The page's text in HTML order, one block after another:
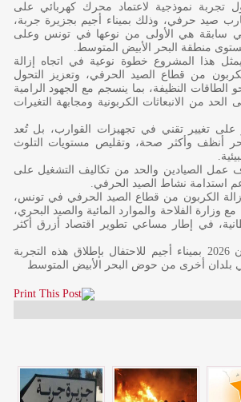
تجربة نموذجية لاعتماد محرك كهربائي على
صيد حرفي، وذلك بميناء أجيم بجزيرة جربة،
سابقة هي الأولى من نوعها في تونس وعلى
منطقة البحر الأبيض المتوسط.
هذا المشروع خطوة نوعية في اتجاه إزالة
من قطاع الصيد الحرفي، وتعزيز التحول
الطاقات النظيفة، بما ينسجم مع الجهود الرامية
الحد من الانبعاثات الكربونية ومجابهة التغيرات
على تغيير تقني في تجهيزات القوارب، بل تُعد
أنظف وأكثر صحة، وتقليص مستويات التلوث
الصيادين والحد من تكاليف التشغيل على
استدامة نشاط الصيد الحرفي.
الكربون من قطاع الصيد الحرفي في تونس،
وزارة الفلاحة والموارد المائية والصيد البحري،
في إطار مساعي تطوير اقتصاد أزرق أكثر
ومن المنتظر تنظيم فعالية رسمية غدا الاثنين 29 جوان 2026 بميناء أجيم للاحتفال بإطلاق هذه التجربة
في بلدان أخرى من حوض البحر الأبيض المتوسط